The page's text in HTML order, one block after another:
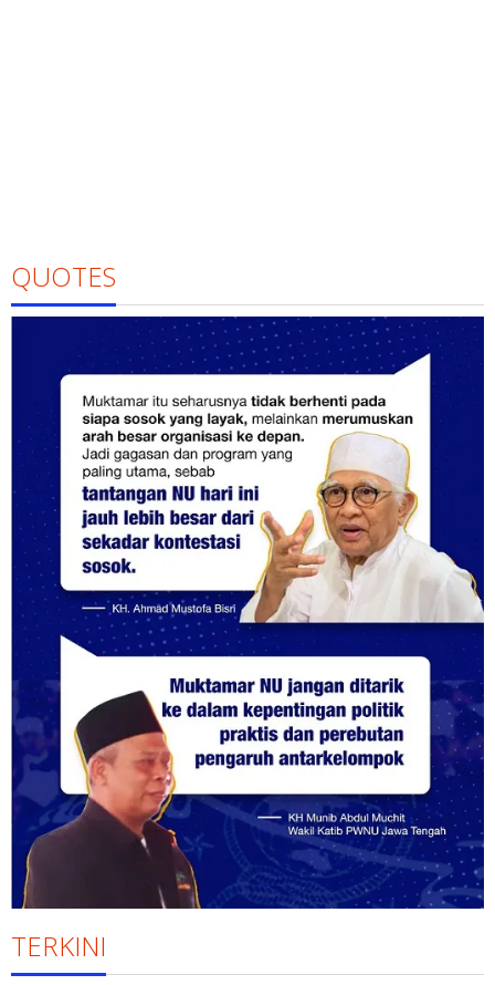
QUOTES
TERKINI